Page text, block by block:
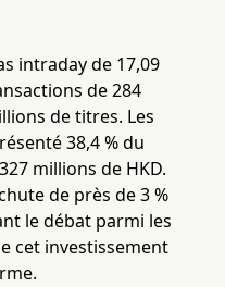
intraday de 17,09
de 284
de titres. Les
38,4 % du
millions de HKD.
de près de 3 %
le débat parmi les
cet investissement